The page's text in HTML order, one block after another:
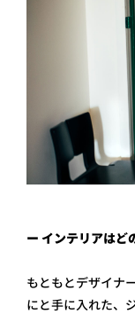
ー インテリアはど
もともとデザイナ
にと手に入れた、